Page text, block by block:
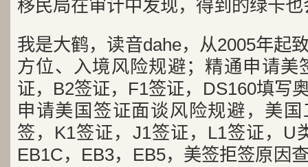
移民局在审计中发现，得到的绿卡
我是大鹤，读音dahe，从2005年起
方位、入境风险规避；精通申请美
证，B2签证，F1签证，DS160填写
申请美国签证面谈风险规避，美
签，K1签证，J1签证，L1签证，U
EB1C，EB3，EB5，美签拒签原因